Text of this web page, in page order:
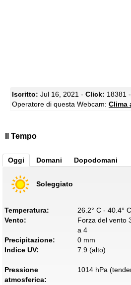
Iscritto: Jul 16, 2021 - Click: 18381 -
Operatore di questa Webcam: Clima
Il Tempo
Oggi Domani Dopodomani
Soleggiato
Temperatura:
26.2° C - 40.4° C
Vento:
Forza del vento
a 4
Precipitazione:
0 mm
Indice UV:
7.9 (alto)
Pressione
atmosferica:
1014 hPa